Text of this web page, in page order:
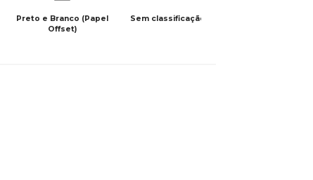
Preto e Branco (Papel
Offset)
Sem classificação